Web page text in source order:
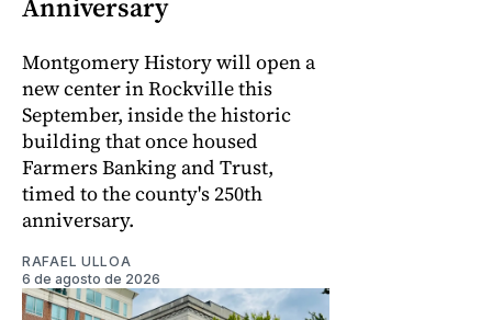
Anniversary
Montgomery History will open a
new center in Rockville this
September, inside the historic
building that once housed
Farmers Banking and Trust,
timed to the county's 250th
anniversary.
RAFAEL ULLOA
6 de agosto de 2026